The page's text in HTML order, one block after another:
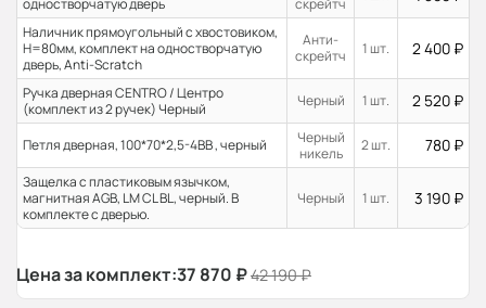
одностворчатую дверь
скрейтч
Наличник прямоугольный с хвостовиком,
H=80мм, комплект на одностворчатую
дверь, Anti-Scratch
Анти-
скрейтч
1 шт. 2 400 ₽
Ручка дверная CENTRO / Центро
(комплект из 2 ручек) Черный
Черный 1 шт. 2 520 ₽
Петля дверная, 100*70*2,5-4ВВ , черный
Черный
никель
2 шт. 780 ₽
Защелка с пластиковым язычком,
магнитная AGB, LM CL BL, черный. В
комплекте с дверью.
Черный 1 шт. 3 190 ₽
Цена за комплект:37 870 ₽42 190₽